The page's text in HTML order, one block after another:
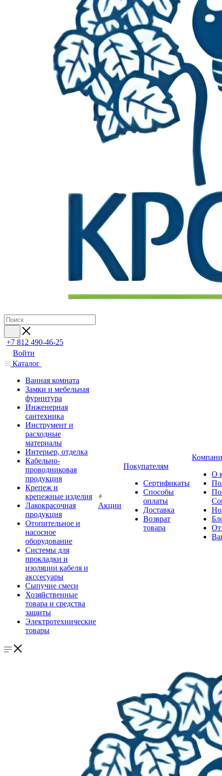
+7 812 490-46-25
Войти
Каталог
Ванная комната
Замки и мебельная
фурнитура
Инженерная
сантехника
Инструмент и
расходные
материалы
Интерьер, отделка
Кабельно-
проводниковая
продукция
Крепеж и
крепежные изделия
Лакокрасочная
продукция
Отопительное и
насосное
оборудование
Системы для
прокладки и
изоляции кабеля и
акссесуары
Сыпучие смеси
Хозяйственные
товара и средства
защиты
Электротехнические
товары
Акции
Покупателям
Сертификаты
Способы
оплаты
Доставка
Возврат
товара
О